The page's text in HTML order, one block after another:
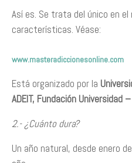
Así es. Se trata del único en
características. Véase:
www.masteradiccionesonline.com
Está organizado por la
ADEIT, Fundación Universidad
2.- ¿Cuánto dura?
Un año natural, desde enero